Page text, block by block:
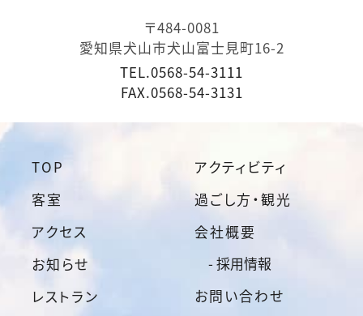
〒484-0081
愛知県犬山市犬山富士見町16-2
TEL.0568-54-3111
FAX.0568-54-3131
TOP
客室
アクセス
お知らせ
レストラン
アクティビティ
過ごし方・観光
会社概要
- 採用情報
お問い合わせ